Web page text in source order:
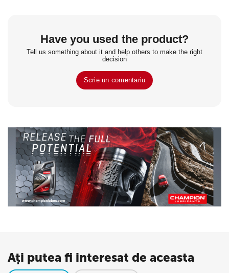
Have you used the product?
Tell us something about it and help others to make the right
decision
Scrie un comentariu
Ați putea fi interesat de aceasta